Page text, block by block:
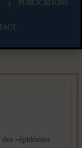
PUBLICATIONS
«épidémies